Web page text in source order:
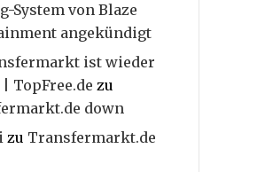
System von Blaze
angekündigt
ist wieder
TopFree.de zu
down
zu Transfermarkt.de